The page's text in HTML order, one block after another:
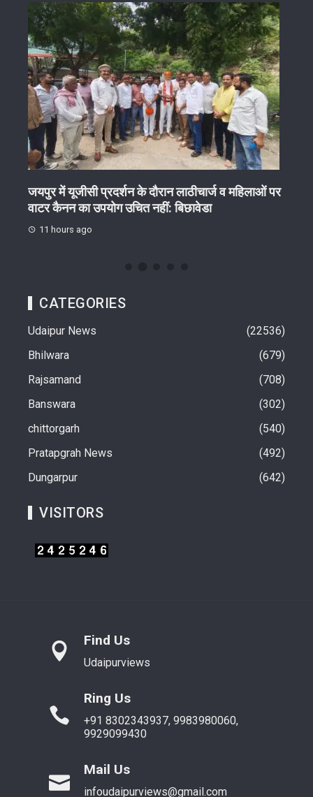
जयपुर में यूजीसी प्रदर्शन के दौरान लाठीचार्ज व महिलाओं पर
वाटर कैनन का उपयोग उचित नहीं: बिछावेडा
11 hours ago
CATEGORIES
Udaipur News
22536
Bhilwara
679
Rajsamand
708
Banswara
302
chittorgarh
540
Pratapgrah News
492
Dungarpur
642
VISITORS
Find Us
Udaipurviews
Ring Us
+91 8302343937, 9983980060,
9929099430
Mail Us
infoudaipurviews@gmail.com